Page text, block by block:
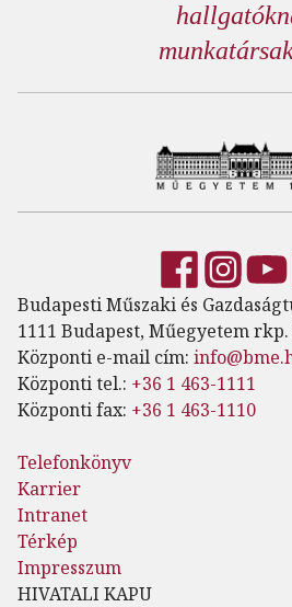
Budapesti Műszaki és
1111 Budapest, Műegyetem rkp.
Központi e-mail cím:
Központi tel.: +36 1 463-1111
Központi fax: +36 1 463-1110
Telefonkönyv
Karrier
Intranet
Térkép
Impresszum
HIVATALI KAPU